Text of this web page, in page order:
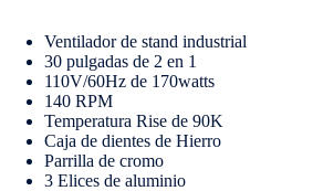
Ventilador de stand industrial
30 pulgadas de 2 en 1
110V/60Hz de 170watts
140 RPM
Temperatura Rise de 90K
Caja de dientes de Hierro
Parrilla de cromo
3 Elices de aluminio